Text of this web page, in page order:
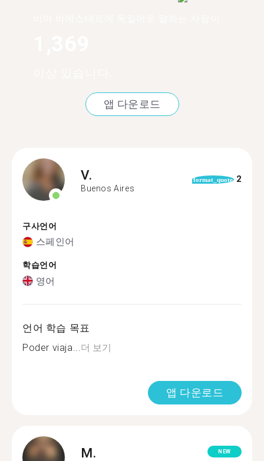
앱 다운로드
V.
Buenos Aires
format_quote 2
구사언어
스페인어
학습언어
영어
언어 학습 목표
Poder viaja... 더 보기
앱 다운로드
M. NEW